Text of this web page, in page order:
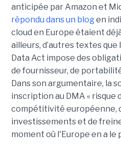
anticipée par Amazon et
répondu dans un blogen
cloud en Europe étaient
ailleurs, d’autres textes
Data Act impose des
de fournisseur, de
Dans son argumentaire, la
inscription au DMA « risque
compétitivité européenne,
investissements et de
moment où l'Europe en a le